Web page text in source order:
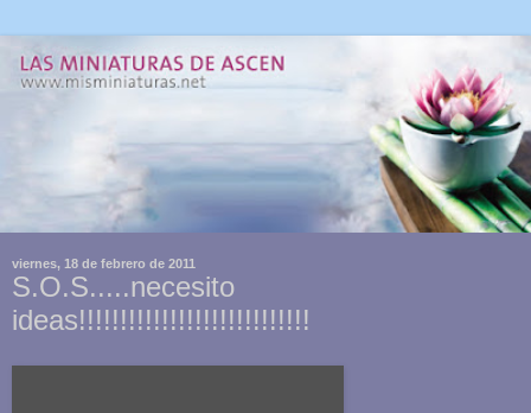
viernes, 18 de febrero de 2011
S.O.S.....necesito
ideas!!!!!!!!!!!!!!!!!!!!!!!!!!!!